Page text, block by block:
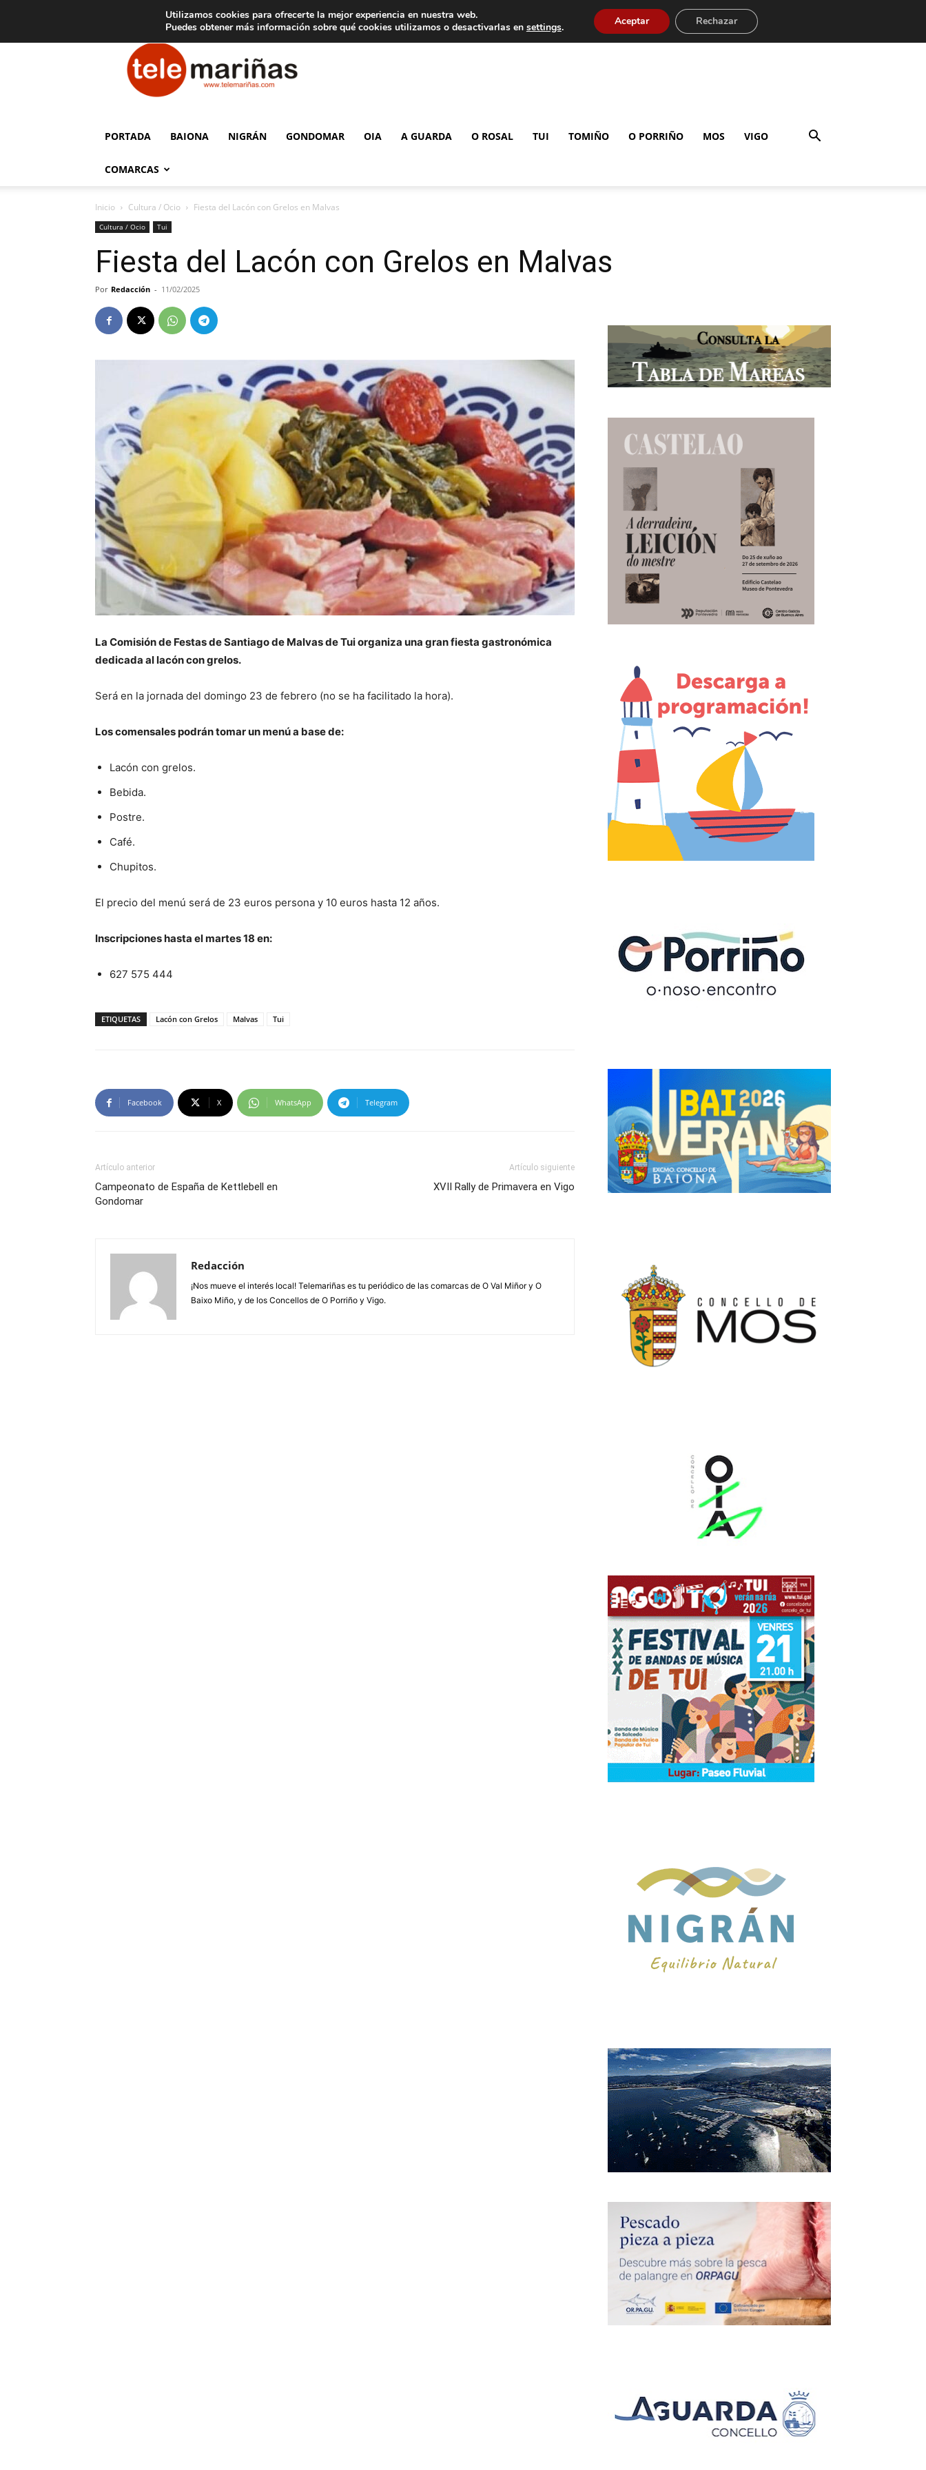
Aviso legal Tarifas de publicidad
Telemariñas
PORTADA BAIONA NIGRÁN GONDOMAR OIA A GUARDA O ROSAL TUI TOMIÑO O PORRIÑO MOS VIGO
COMARCAS
Inicio Cultura / Ocio Fiesta del Lacón con Grelos en Malvas
Cultura / Ocio Tui
Fiesta del Lacón con Grelos en Malvas
Por Redacción - 11/02/2025
La Comisión de Festas de Santiago de Malvas de Tui organiza una gran fiesta gastronómica
dedicada al lacón con grelos.
Será en la jornada del domingo 23 de febrero (no se ha facilitado la hora).
Los comensales podrán tomar un menú a base de:
Lacón con grelos.
Bebida.
Postre.
Café.
Chupitos.
El precio del menú será de 23 euros persona y 10 euros hasta 12 años.
Inscripciones hasta el martes 18 en:
627 575 444
ETIQUETAS Lacón con Grelos Malvas Tui
Facebook X WhatsApp Telegram
Artículo anterior
Campeonato de España de Kettlebell en
Gondomar
Artículo siguiente
XVII Rally de Primavera en Vigo
Redacción
¡Nos mueve el interés local! Telemariñas es tu periódico de las comarcas de O Val Miñor y O
Baixo Miño, y de los Concellos de O Porriño y Vigo.
Utilizamos cookies para ofrecerte la mejor experiencia en nuestra web.
Puedes obtener más información sobre qué cookies utilizamos o desactivarlas en settings. Aceptar Rechazar